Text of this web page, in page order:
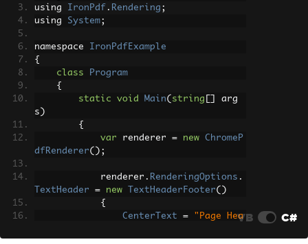
}
using IronPdf . Rendering ;
using System;
namespace IronPdfExample
{
class
Program
{
static
void Main( string
arg
s )
{
var renderer = new
ChromeP
dfRenderer();
            renderer
. RenderingOptions .
TextHeader
= new TextHeaderFooter()
{
CenterText
=
"Page HeaVB C#